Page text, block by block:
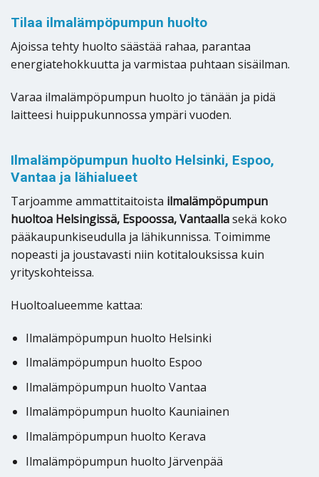
Tilaa ilmalämpöpumpun huolto
Ajoissa tehty huolto säästää rahaa, parantaa
energiatehokkuutta ja varmistaa puhtaan sisäilman.
Varaa ilmalämpöpumpun huolto jo tänään ja pidä
laitteesi huippukunnossa ympäri vuoden.
Ilmalämpöpumpun huolto Helsinki, Espoo,
Vantaa ja lähialueet
Tarjoamme ammattitaitoista ilmalämpöpumpun
huoltoa Helsingissä, Espoossa, Vantaallasekä koko
pääkaupunkiseudulla ja lähikunnissa. Toimimme
nopeasti ja joustavasti niin kotitalouksissa kuin
yrityskohteissa.
Huoltoalueemme kattaa:
Ilmalämpöpumpun huolto Helsinki
Ilmalämpöpumpun huolto Espoo
Ilmalämpöpumpun huolto Vantaa
Ilmalämpöpumpun huolto Kauniainen
Ilmalämpöpumpun huolto Kerava
Ilmalämpöpumpun huolto Järvenpää